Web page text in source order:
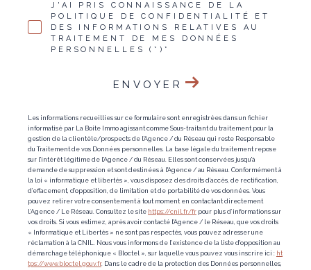
J'AI PRIS CONNAISSANCE DE LA
POLITIQUE DE CONFIDENTIALITÉ ET
DES INFORMATIONS RELATIVES AU
TRAITEMENT DE MES DONNÉES
PERSONNELLES (*)*
ENVOYER
Les informations recueillies sur ce formulaire sont enregistrées dans un fichier
informatisé par La Boite Immo agissant comme Sous-traitant du traitement pour la
gestion de la clientèle/prospects de l'Agence / du Réseau qui reste Responsable
du Traitement de vos Données personnelles. La base légale du traitement repose
sur l'intérêt légitime de l'Agence / du Réseau. Elles sont conservées jusqu'à
demande de suppression et sont destinées à l'Agence / au Réseau. Conformément à
la loi « informatique et libertés », vous disposez des droits d’accès, de rectification,
d’effacement, d’opposition, de limitation et de portabilité de vos données. Vous
pouvez retirer votre consentement à tout moment en contactant directement
l’Agence / Le Réseau. Consultez le site https://cnil.fr/fr pour plus d’informations sur
vos droits. Si vous estimez, après avoir contacté l'Agence / le Réseau, que vos droits
« Informatique et Libertés » ne sont pas respectés, vous pouvez adresser une
réclamation à la CNIL. Nous vous informons de l’existence de la liste d'opposition au
démarchage téléphonique « Bloctel », sur laquelle vous pouvez vous inscrire ici : ht
tps://www.bloctel.gouv.fr. Dans le cadre de la protection des Données personnelles,